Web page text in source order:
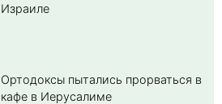
Израиле
Ортодоксы пытались прорваться в
кафе в Иерусалиме